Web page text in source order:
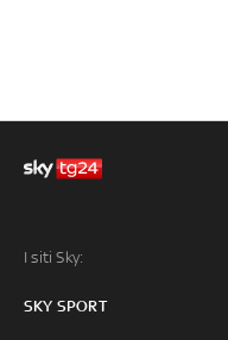
I siti Sky:
SKY SPORT